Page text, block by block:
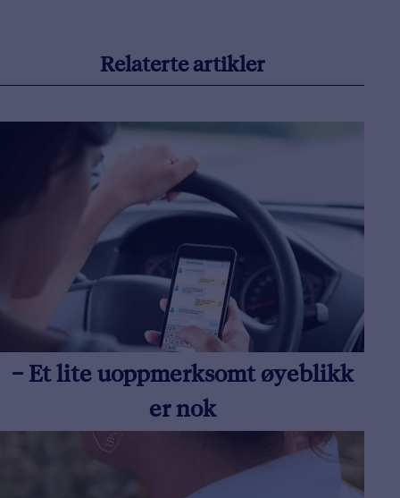
Relaterte artikler
– Et lite uoppmerksomt øyeblikk
er nok